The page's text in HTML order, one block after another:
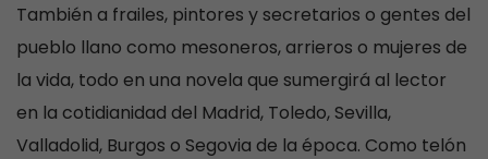
También a frailes, pintores y secretarios o gentes del
pueblo llano como mesoneros, arrieros o mujeres de
la vida, todo en una novela que sumergirá al lector
en la cotidianidad del Madrid, Toledo, Sevilla,
Valladolid, Burgos o Segovia de la época. Como telón